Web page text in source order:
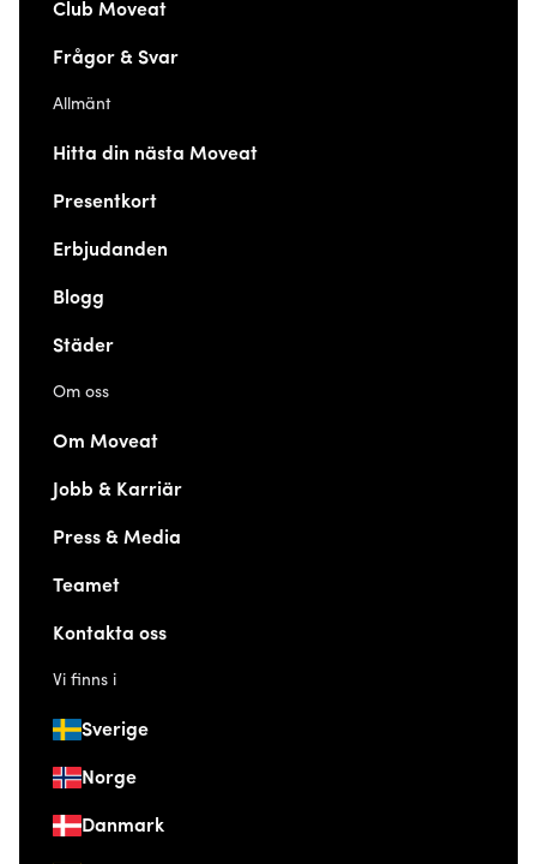
Club Moveat
Frågor & Svar
Allmänt
Hitta din nästa Moveat
Presentkort
Erbjudanden
Blogg
Städer
Om oss
Om Moveat
Jobb & Karriär
Press & Media
Teamet
Kontakta oss
Vi finns i
Sverige
Norge
Danmark